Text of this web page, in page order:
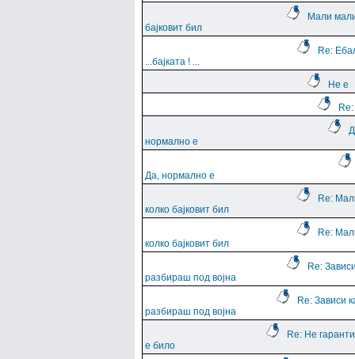
Мали
бајковит бил
Re:
...баjката ! ...
Не е
нормално е
Да, нормално е
Re:
колко бајковит бил
Re:
колко бајковит бил
Re:
разбираш под војна
Re: Зависи
разбираш под војна
Re: Не
е било